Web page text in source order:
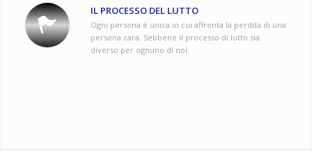
IL PROCESSO DEL LUTTO
Ogni persona è unica in cui affronta la perdita di una
persona cara. Sebbene il processo di lutto sia
diverso per ognuno di noi.